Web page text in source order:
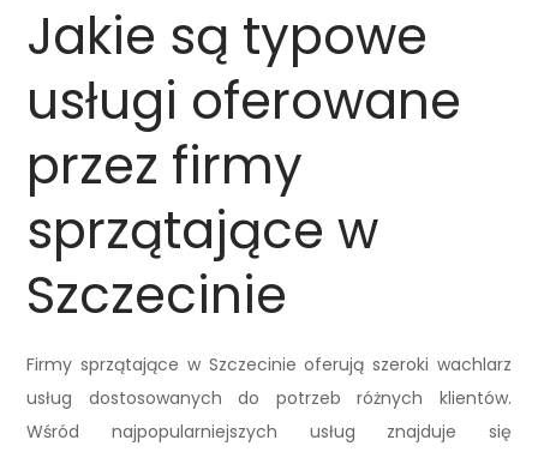
Jakie są typowe
usługi oferowane
przez firmy
sprzątające w
Szczecinie
Firmy sprzątające w Szczecinie oferują szeroki wachlarz
usług dostosowanych do potrzeb różnych klientów.
Wśród najpopularniejszych usług znajduje się